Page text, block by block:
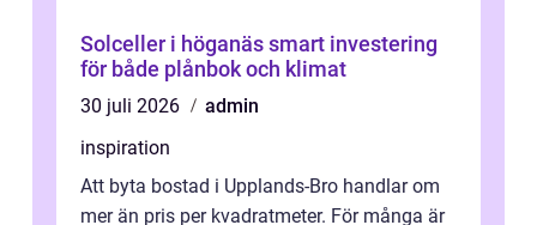
Solceller i höganäs smart investering
för både plånbok och klimat
30 juli 2026
admin
inspiration
Att byta bostad i Upplands-Bro handlar om
mer än pris per kvadratmeter. För många är